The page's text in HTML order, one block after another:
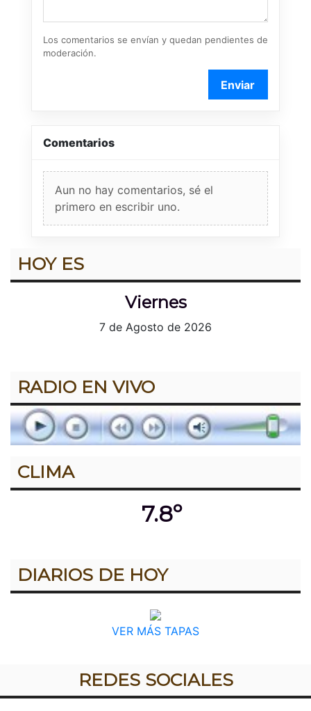
Los comentarios se envían y quedan pendientes de
moderación.
Enviar
Comentarios
Aun no hay comentarios, sé el
primero en escribir uno.
HOY ES
Viernes
7 de Agosto de 2026
RADIO EN VIVO
CLIMA
7.8º
DIARIOS DE HOY
VER MÁS TAPAS
REDES SOCIALES